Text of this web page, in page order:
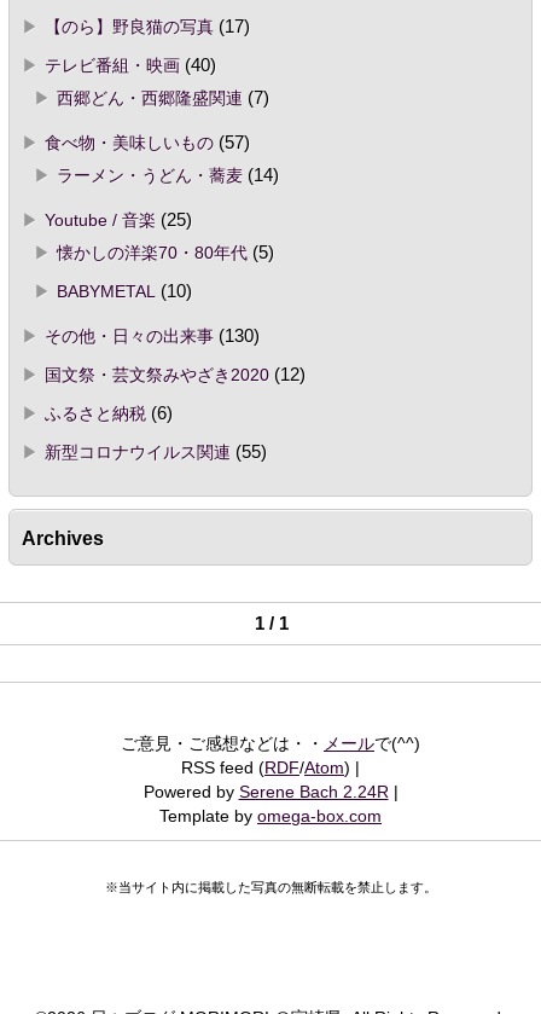
【のら】野良猫の写真(17)
テレビ番組・映画(40)
西郷どん・西郷隆盛関連 (7)
食べ物・美味しいもの(57)
ラーメン・うどん・蕎麦(14)
Youtube / 音楽 (25)
懐かしの洋楽70・80年代(5)
BABYMETAL
(10)
その他・日々の出来事(130)
国文祭・芸文祭みやざき2020(12)
ふるさと納税(6)
新型コロナウイルス関連 (55)
Archives
1 / 1
ご意見・ご感想などは・・ メールで(^^)
RSS feed (RDF/Atom)
Powered by Serene Bach 2.24R
Template by omega-box.com
※当サイト内に掲載した写真の無断転載を禁止します。